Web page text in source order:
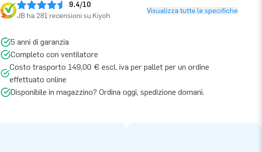
9.4/10
JB ha 281 recensioni su Kiyoh
Visualizza tutte le specifiche
5 anni di garanzia
Completo con ventilatore
Costo trasporto 149,00 € escl. iva per pallet per un ordine
effettuato online
Disponibile in magazzino? Ordina oggi, spedizione domani.